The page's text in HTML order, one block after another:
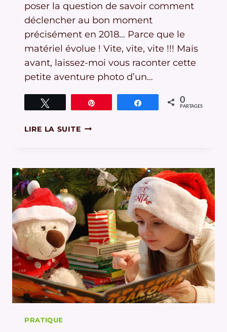
poser la question de savoir comment
déclencher au bon moment
précisément en 2018… Parce que le
matériel évolue ! Vite, vite, vite !!! Mais
avant, laissez-moi vous raconter cette
petite aventure photo d’un…
Partagez 0
PARTAGES
LIRE LA SUITECOMMENT
MOMENT
PRATIQUE